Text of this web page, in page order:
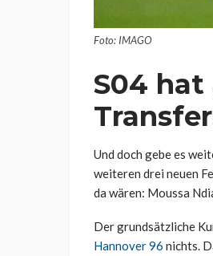
Foto: IMAGO
S04 hat
Und doch gebe es
weiteren drei neuen
da wären: Moussa
Der grundsätzliche
Hannover 96 nichts.